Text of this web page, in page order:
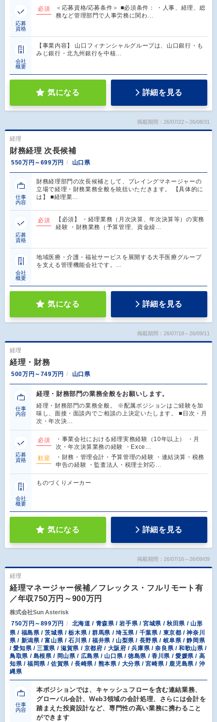
応募
資格
必須
＜応募資格/応募条件＞ ■必須条件： ・人事、経理、総
務など管理部門で人事労務に関わ…
会社
概要
【事業内容】 山口フィナンシャルグループは、山口銀行・も
みじ銀行・北九州銀行を中核…
気になる 詳細を見る
掲載期間：26/07/22～26/08/31
経理
財務経理 次長候補
550万円～699万円 山口県
仕事
内容
財務経理部門の次長候補として、プレイングマネージャーの
立場で経理・財務業務全般を統括いただきます。 【具体的に
は】 ■経理業…
応募
資格
必須
【必須】 ・経理業務（月次決算、年次決算等）の実務
経験 ・財務業務（予算管理、資金繰…
会社
概要
地域医療・介護・福祉サービスを展開する大手医療グループ
を支える管理機能会社です。…
気になる 詳細を見る
掲載期間：26/07/18～26/09/11
経理
経理・財務
500万円～749万円 山口県
仕事
内容
経理・財務部門の業務全般をお願いします。
経理・財務部門の業務全般。 ※配属ポジションはご経験を加
味し、面接・面談内でご相談の上決定いたします。 ■日次・月
次・年次決…
応募
資格
必須
・事業会社における経理実務経験（10年以上） ・月
次・年次決算業務の経験 ・Exce…
歓迎
・財務・管理会計・予算管理の経験 ・連結決算・税務
申告の経験 ・監査法人・税理士対応…
会社
概要
ものづくりメーカー
気になる 詳細を見る
掲載期間：26/07/16～26/09/09
経理
経理マネージャー候補／フレックス・フルリモート有
／年収750万円～900万円
株式会社Sun Asterisk
750万円～899万円
北海道 / 青森県 / 岩手県 / 宮城県 / 秋田県 / 山形
県 / 福島県 / 茨城県 / 栃木県 / 群馬県 / 埼玉県 / 千葉県 / 東京都 / 神奈川
県 / 新潟県 / 富山県 / 石川県 / 福井県 / 山梨県 / 長野県 / 岐阜県 / 静岡県
/ 愛知県 / 三重県 / 滋賀県 / 京都府 / 大阪府 / 兵庫県 / 奈良県 / 和歌山県 /
鳥取県 / 島根県 / 岡山県 / 広島県 / 山口県 / 徳島県 / 香川県 / 愛媛県 / 高
知県 / 福岡県 / 佐賀県 / 長崎県 / 熊本県 / 大分県 / 宮崎県 / 鹿児島県 / 沖
縄県
仕事
内容
本ポジションでは、キャッシュフローを含む連結業務、
グローバル会計、Web3領域の会計処理、さらには会計を
踏まえた投資設計など、専門性の高い業務に携わること
ができます